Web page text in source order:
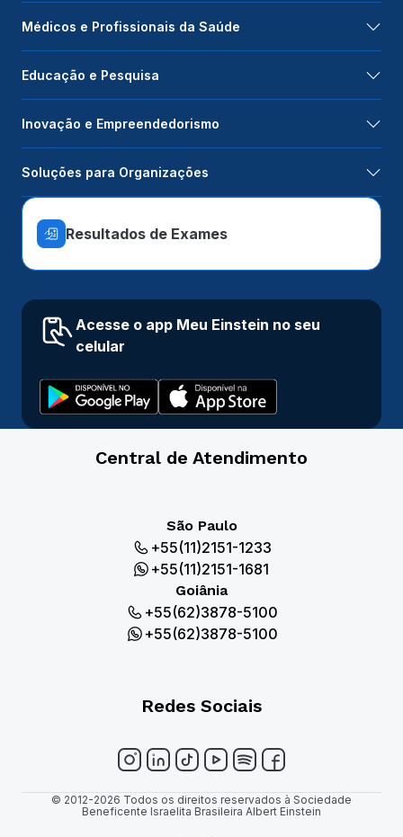
Médicos e Profissionais da Saúde
Educação e Pesquisa
Inovação e Empreendedorismo
Soluções para Organizações
Resultados de Exames
Acesse o app Meu Einstein no seu
celular
Central de Atendimento
São Paulo
+55(11)2151-1233
+55(11)2151-1681
Goiânia
+55(62)3878-5100
+55(62)3878-5100
Redes Sociais
© 2012-2026 Todos os direitos reservados à Sociedade
Beneficente Israelita Brasileira Albert Einstein